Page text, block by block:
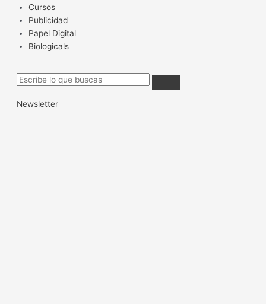
Cursos
Publicidad
Papel Digital
Biologicals
Newsletter